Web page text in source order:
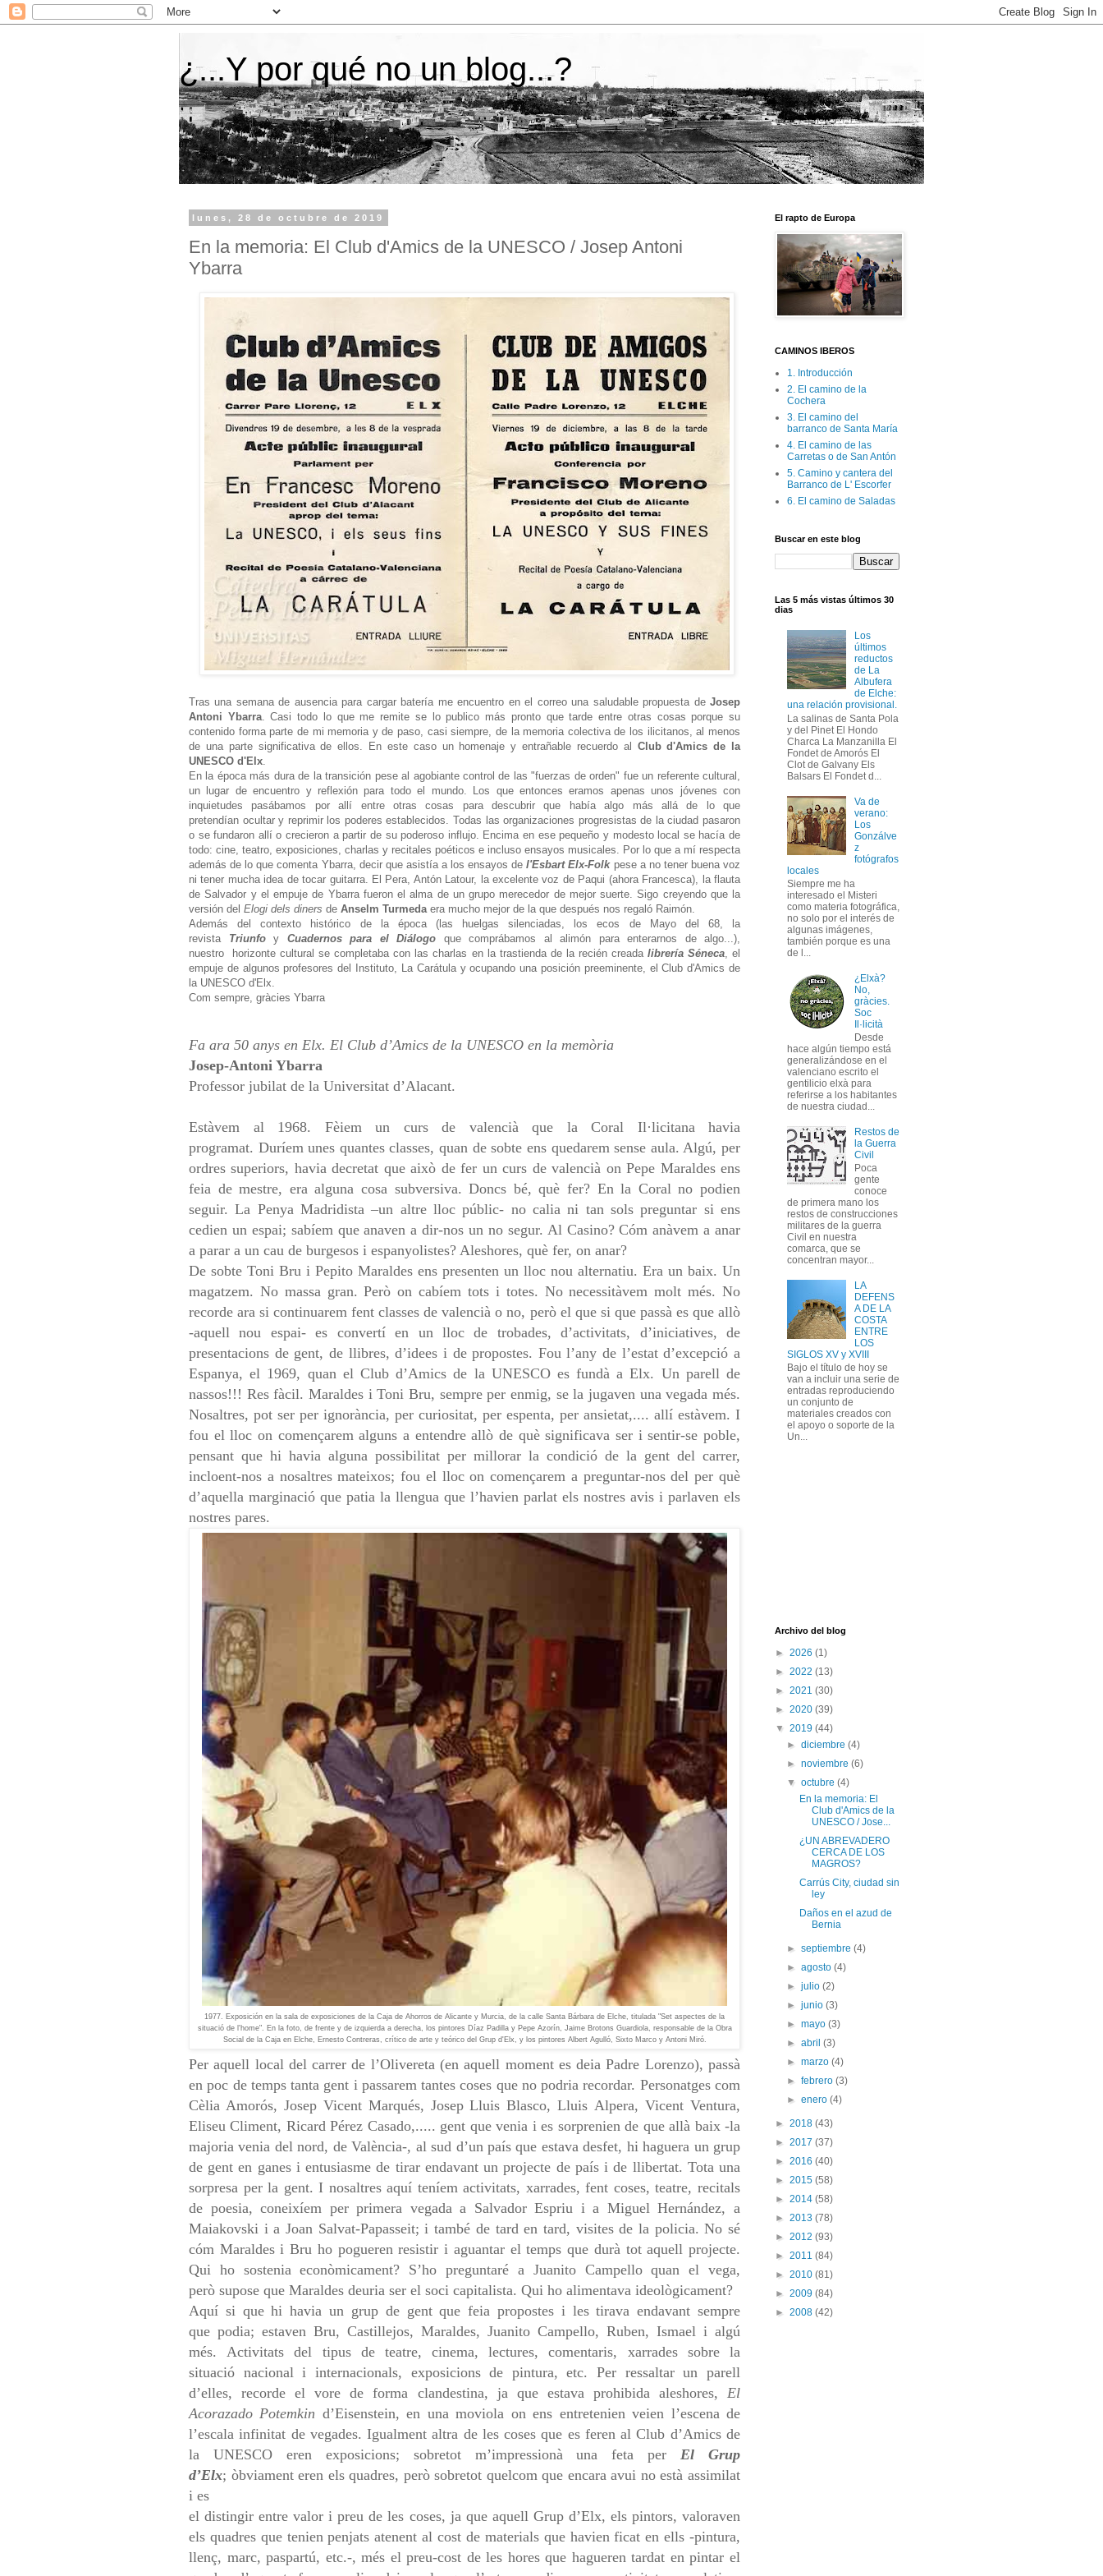
¿...Y por qué no un blog...?
lunes, 28 de octubre de 2019
En la memoria: El Club d'Amics de la UNESCO / Josep Antoni
Ybarra
Tras una semana de ausencia para cargar batería me encuentro en el correo una saludable propuesta de Josep
Antoni Ybarra. Casi todo lo que me remite se lo publico más pronto que tarde entre otras cosas porque su
contenido forma parte de mi memoria y de paso, casi siempre, de la memoria colectiva de los ilicitanos, al menos
de una parte significativa de ellos. En este caso un homenaje y entrañable recuerdo al Club d'Amics de la
UNESCO d'Elx
En la época más dura de la transición pese al agobiante control de las "fuerzas de orden" fue un referente cultural,
un lugar de encuentro y reflexión para todo el mundo. Los que entonces eramos apenas unos jóvenes con
inquietudes pasábamos por allí entre otras cosas para descubrir que había algo más allá de lo que
pretendían ocultar y reprimir los poderes establecidos. Todas las organizaciones progresistas de la ciudad pasaron
o se fundaron allí o crecieron a partir de su poderoso influjo. Encima en ese pequeño y modesto local se hacía de
todo: cine, teatro, exposiciones, charlas y recitales poéticos e incluso ensayos musicales. Por lo que a mí respecta
además de lo que comenta Ybarra, decir que asistía a los ensayos del'Esbart Elx-Folkpese a no tener buena voz
ni tener mucha idea de tocar guitarra. El Pera, Antón Latour, la excelente voz de Paqui (ahora Francesca), la flauta
de Salvador y el empuje de Ybarra fueron el alma de un grupo merecedor de mejor suerte. Sigo creyendo que la
versión del Elogi dels diners de Anselm Turmeda era mucho mejor de la que después nos regaló Raimón.
Además del contexto histórico de la época (las huelgas silenciadas, los ecos de Mayo del 68, la
revista
Triunfo y Cuadernos para el Diálogo que comprábamos al alimón para enterarnos de algo... ),
nuestro
horizonte cultural se completaba con las charlas en la trastienda de la recién creada librería Séneca, el
empuje de algunos profesores del Instituto, La Carátula y ocupando una posición preeminente, el Club d'Amics de
la UNESCO d'Elx.
Com sempre, gràcies Ybarra
Fa ara 50 anys en Elx. El Club d’Amics de la UNESCO en la memòria
Josep-Antoni Ybarra
Professor jubilat de la Universitat d’Alacant.
Estàvem al 1968. Fèiem un curs de valencià que la Coral Il·licitana havia
programat. Duríem unes quantes classes, quan de sobte ens quedarem sense aula. Algú, per
ordressuperiors, havia decretat que això de fer un curs de valencià on Pepe Maraldes ens
feia de mestre, era alguna cosa subversiva. Doncs bé, què fer? En la Coral no podien
seguir.La Penya Madridista –un altre lloc públic- no calia ni tan sols preguntar si ens
cedien un espai; sabíem que anaven a dir-nos un no segur. Al Casino? Cóm anàvem a anar
a parar a un cau de burgesos i espanyolistes? Aleshores, què fer, on anar?
De sobte Toni Bru i Pepito Maraldes ens presenten un lloc nou alternatiu. Era un baix. Un
magatzem. No massa gran. Però on cabíem tots i totes. No necessitàvem molt més. No
recorde ara si continuarem fent classes de valencià o no, però el que si que passà es que allò
-aquell nou espai- es convertí en un lloc de trobades, d’activitats, d’iniciatives, de
presentacions de gent, de llibres, d’idees i de propostes. Fou l’any de l’estatd’excepció a
Espanya, el 1969, quan el Club d’Amics de la UNESCO es fundà a Elx. Un parell de
nassos!!! Res fàcil. Maraldes i Toni Bru, sempre per enmig, se la jugaven una vegada més.
Nosaltres, pot ser per ignorància, per curiositat, per espenta, per ansietat,.... allí estàvem. I
fou el lloc on començarem alguns a entendre allò de quèsignificava ser i sentir-se poble,
pensant que hi havia alguna possibilitat per millorar la condició de la gent del carrer,
incloent-nos a nosaltres mateixos; fou el lloc oncomençarem a preguntar-nos del per què
d’aquella marginació que patia la llengua que l’havien parlat els nostres avis i parlaven els
nostres pares.
1977. Exposición en la sala de exposiciones de la Caja de Ahorros de Alicante y Murcia, de la calle Santa Bárbara de Elche, titulada "Set aspectes de la
situació de l'home". En la foto, de frente y de izquierda a derecha, los pintores Díaz Padilla y Pepe Azorín, Jaime Brotons Guardiola, responsable de la Obra
Social de la Caja en Elche, Ernesto Contreras, crítico de arte y teórico del Grup d'Elx, y los pintores Albert Agulló, Sixto Marco y Antoni Miró.
Per aquell local del carrer de l’Olivereta (en aquell moment es deia Padre Lorenzo), passà
en poc de temps tanta gent i passarem tantes coses que no podria recordar. Personatges com
Cèlia Amorós, Josep Vicent Marqués, Josep Lluis Blasco, LluisAlpera, Vicent Ventura,
Eliseu Climent, Ricard Pérez Casado,..... gent que venia i es sorprenien de que allà baix -la
majoria venia del nord, de València-, al sud d’un paísque estava desfet, hi haguera un grup
de gent en ganes i entusiasme de tirar endavant unprojecte de país i de llibertat. Tota una
sorpresa per la gent.I nosaltres aquí teníem activitats, xarrades, fent coses, teatre, recitals
de poesia,coneixíem per primera vegada a Salvador Espriu i a Miguel Hernández, a
Maiakovski ia Joan Salvat-Papasseit; i també de tard en tard, visites de la policia. No sé
cóm Maraldes i Bru ho pogueren resistir i aguantar el temps que durà tot aquell projecte.
Qui ho sostenia econòmicament? S’ho preguntaré a Juanito Campello quan el vega,
però supose que Maraldes deuria ser el soci capitalista. Qui ho alimentava ideològicament?
Aquí si que hi havia un grup de gent que feia propostes i les tirava endavant sempre
que podia; estaven Bru, Castillejos, Maraldes, Juanito Campello, Ruben, Ismael i algú
més.Activitats del tipus de teatre, cinema, lectures, comentaris, xarrades sobre la
situació nacional i internacionals, exposicions de pintura, etc. Per ressaltar un parell
d’elles,recorde el vore de forma clandestina, ja que estava prohibida aleshores,El
AcorazadoPotemkin d’Eisenstein, en una moviola on ens entretenien veien l’escena de
l’escalainfinitat de vegades. Igualment altra de les coses que es feren al Club d’Amics de
la UNESCO eren exposicions; sobretot m’impressionà una feta perEl Grup
d’Elx; òbviament eren els quadres, però sobretot quelcom que encara avui no està assimilat
i es
el distingir entre valor i preu de les coses, ja que aquell Grup d’Elx, els pintors, valoraven
els quadres que tenien penjats atenent al cost de materials que havien ficat enells -pintura,
llenç, marc, paspartú, etc.-, més el preu-cost de les hores que haguerentardat en pintar el
El rapto de Europa
CAMINOS IBEROS
1. Introducción
2. El camino de la
Cochera
3. El camino del
barranco de Santa María
4. El camino de las
Carretas o de San Antón
5. Camino y cantera del
Barranco de L' Escorfer
6. El camino de Saladas
Buscar en este blog
Las 5 más vistas últimos 30
dias
Los
últimos
reductos
de La
Albufera
de Elche:
una relación provisional.
La salinas de Santa Pola
y del Pinet El Hondo
Charca La Manzanilla El
Fondet de Amorós El
Clot de Galvany Els
Balsars El Fondet d...
Va de
verano:
Los
Gonzálve
z
fotógrafos
locales
Siempre me ha
interesado el Misteri
como materia fotográfica,
no solo por el interés de
algunas imágenes,
también porque es una
de l...
¿Elxà?
No,
gràcies.
Soc
Il·licità
Desde
hace algún tiempo está
generalizándose en el
valenciano escrito el
gentilicio elxà para
referirse a los habitantes
de nuestra ciudad...
Restos de
la Guerra
Civil
Poca
gente
conoce
de primera mano los
restos de construcciones
militares de la guerra
Civil en nuestra
comarca, que se
concentran mayor...
LA
DEFENS
A DE LA
COSTA
ENTRE
LOS
SIGLOS XV y XVIII
Bajo el título de hoy se
van a incluir una serie de
entradas reproduciendo
un conjunto de
materiales creados con
el apoyo o soporte de la
Un...
Archivo del blog
► 2026 (1)
► 2022 (13)
► 2021 (30)
► 2020 (39)
▼ 2019 (44)
►diciembre(4)
►noviembre(6)
▼octubre(4)
En la memoria: El
Club d'Amics de la
UNESCO / Jose...
¿UN ABREVADERO
CERCA DE LOS
MAGROS?
Carrús City, ciudad sin
ley
Daños en el azud de
Bernia
►septiembre(4)
►agosto(4)
►julio(2)
►junio(3)
►mayo(3)
►abril(3)
►marzo(4)
►febrero(3)
►enero(4)
► 2018 (43)
► 2017 (37)
► 2016 (40)
► 2015 (58)
► 2014 (58)
► 2013 (78)
► 2012 (93)
► 2011 (84)
► 2010 (81)
► 2009 (84)
► 2008 (42)